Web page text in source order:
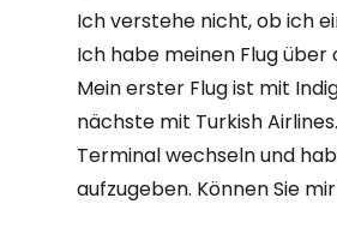
Ich verstehe nicht, ob ich
Ich habe meinen Flug
Mein erster Flug ist mit
nächste mit Turkish
Terminal wechseln und
aufzugeben. Können Sie